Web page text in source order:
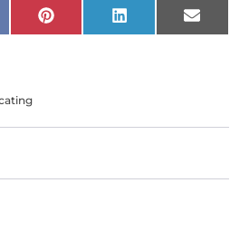
Pinterest LinkedIn Email